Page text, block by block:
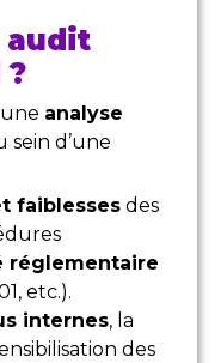
audit
analyse
sein d’une
faiblesses des
réglementaire
etc.).
internes, la
des